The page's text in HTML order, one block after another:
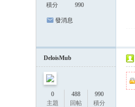
積分
990
發消息
DeloisMub
0
主題
488
回帖
990
積分